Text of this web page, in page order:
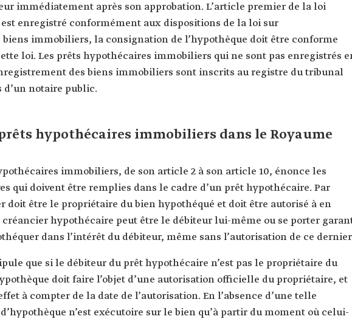
immédiatement après son approbation. L’article premier de la loi
enregistré conformément aux dispositions de la loi sur
biens immobiliers, la consignation de l’hypothèque doit être conforme
loi. Les prêts hypothécaires immobiliers qui ne sont pas enregistrés
des biens immobiliers sont inscrits au registre du tribunal
d’un notaire public.
hypothécaires immobiliers dans le Royaume
immobiliers, de son article 2 à son article 10, énonce les
qui doivent être remplies dans le cadre d’un prêt hypothécaire. Par
doit être le propriétaire du bien hypothéqué et doit être autorisé à en
créancier hypothécaire peut être le débiteur lui-même ou se porter
dans l’intérêt du débiteur, même sans l’autorisation de ce
que si le débiteur du prêt hypothécaire n’est pas le propriétaire du
doit faire l’objet d’une autorisation officielle du propriétaire, et
à compter de la date de l’autorisation. En l’absence d’une telle
n’est exécutoire sur le bien qu’à partir du moment où celui-